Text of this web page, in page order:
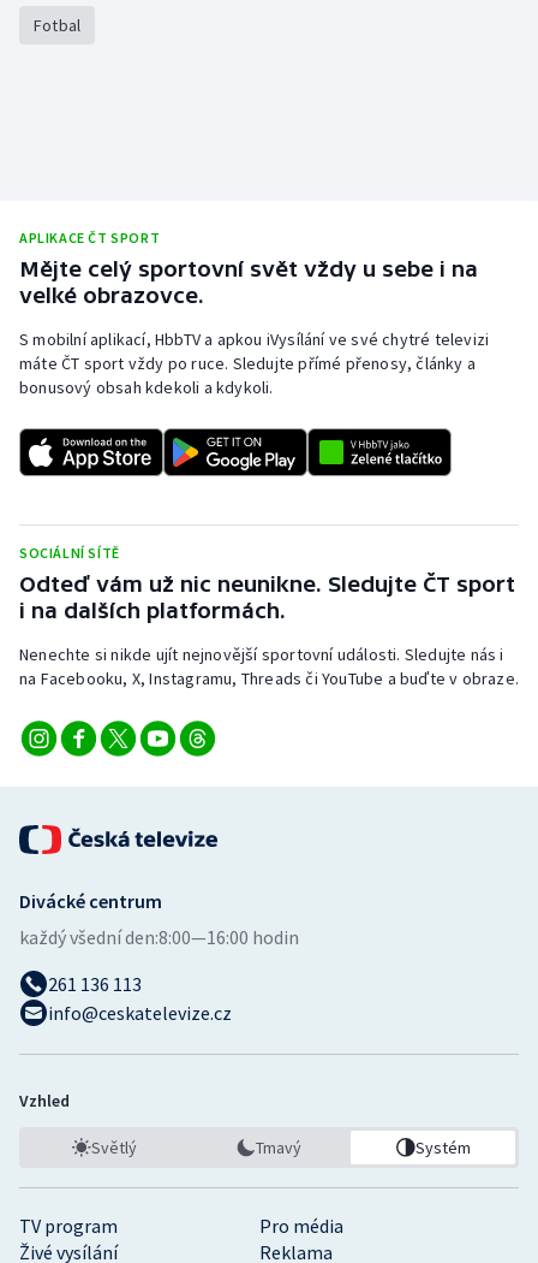
Fotbal
APLIKACE ČT SPORT
Mějte celý sportovní svět vždy u sebe i na
velké obrazovce.
S mobilní aplikací, HbbTV a apkou iVysílání ve své chytré televizi
máte ČT sport vždy po ruce. Sledujte přímé přenosy, články a
bonusový obsah kdekoli a kdykoli.
SOCIÁLNÍ SÍTĚ
Odteď vám už nic neunikne. Sledujte ČT sport
i na dalších platformách.
Nenechte si nikde ujít nejnovější sportovní události. Sledujte nás i
na Facebooku, X, Instagramu, Threads či YouTube a buďte v obraze.
TV program
Pro média
Živé vysílání
Reklama
Divácké centrum
každý všední den:8:00—16:00 hodin
261 136 113
info@ceskatelevize.cz
Vzhled
Světlý Tmavý Systém